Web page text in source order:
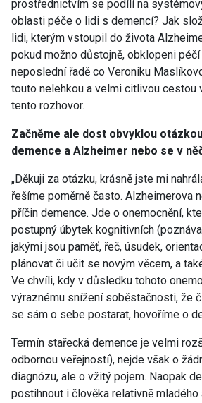
prostřednictvím se podílí na
oblasti péče o lidi s demencí? Jak
lidi, kterým vstoupil do života
pokud možno důstojně, obklopeni péčí
neposlední řadě co Veroniku
touto nelehkou a velmi citlivou cestou
tento rozhovor.
Začněme ale dost obvyklou
demence a Alzheimer nebo se v
„Děkuji za otázku, krásně jste mi
řešíme poměrně často. Alzheimerova
příčin demence. Jde o onemocnění,
postupný úbytek kognitivních
jakými jsou paměť, řeč, úsudek,
plánovat či učit se novým věcem, a
Ve chvíli, kdy v důsledku tohoto
výraznému snížení soběstačnosti, že
se sám o sebe postarat, hovoříme o
Termín stařecká demence je velmi
odbornou veřejností), nejde však o
diagnózu, ale o vžitý pojem. Naopak
postihnout i člověka relativně mladého